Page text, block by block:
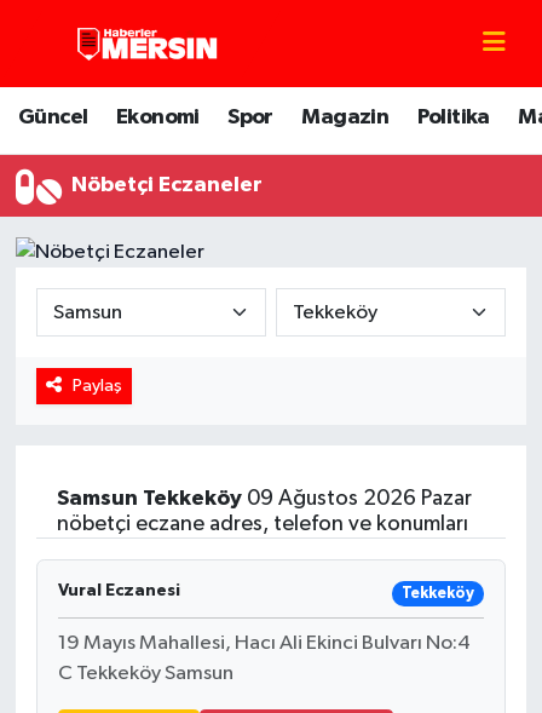
Güncel Ekonomi Spor Magazin Politika
Nöbetçi Eczaneler
Paylaş
Samsun Tekkeköy09 Ağustos 2026 Pazar
nöbetçi eczane adres, telefon ve konumları
Vural Eczanesi Tekkeköy
19 Mayıs Mahallesi, Hacı Ali Ekinci Bulvarı No:4
C Tekkeköy Samsun
Mersin Nöbetçi Eczaneler
Mersin Hava Durumu
Mersin Trafik Yoğunluk Haritası
Tüm Manşetler
Son Dakika Haberleri